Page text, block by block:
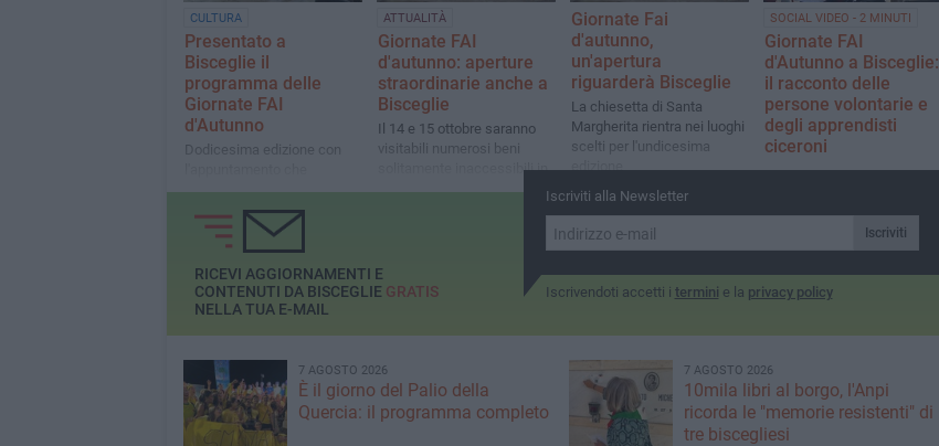
CULTURA
Presentato a
Bisceglie il
programma delle
Giornate FAI
d'Autunno
Dodicesima edizione con
permette di scoprire luoghi
spesso sconosciuti
ATTUALITÀ
Giornate FAI
d'autunno: aperture
straordinarie anche a
Bisceglie
Il 14 e 15 ottobre saranno
visitabili numerosi beni
solitamente inaccessibili in
tutta la provincia
Giornate Fai
d'autunno,
un'apertura
riguarderà Bisceglie
La chiesetta di Santa
Margherita rientra nei luoghi
scelti per l'undicesima
edizione
SOCIAL VIDEO - 2 MINUTI
Giornate FAI
d'Autunno a Bisceglie:
il racconto delle
persone volontarie e
degli apprendisti
ciceroni
Iscriviti alla Newsletter
Iscriviti
Iscrivendoti accetti i termini e la privacy policy
RICEVI AGGIORNAMENTI E
CONTENUTI DA BISCEGLIE GRATIS
NELLA TUA E-MAIL
7 AGOSTO 2026
È il giorno del Palio della
Quercia: il programma completo
7 AGOSTO 2026
10mila libri al borgo, l'Anpi
ricorda le "memorie resistenti" di
tre biscegliesi